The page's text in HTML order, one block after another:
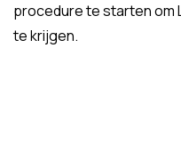
procedure te starten om
te krijgen.